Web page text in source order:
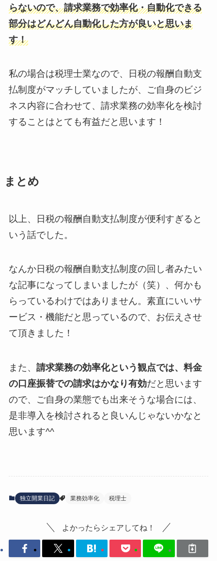
らないので、請求業務で効率化・自動化できる
部分はどんどん自動化した方が良いと思いま
す！
私の場合は税理士業なので、日税の報酬自動支
払制度がマッチしていましたが、ご自身のビジ
ネス内容に合わせて、請求業務の効率化を検討
することはとても有益だと思います！
まとめ
以上、日税の報酬自動支払制度が便利すぎると
いう話でした。
なんか日税の報酬自動支払制度の回し者みたい
な記事になってしまいましたが（笑）、何かも
らっているわけではありません。素直にいいサ
ービス・機能だと思っているので、お伝えさせ
て頂きました！
また、 請求業務の効率化という観点では、料金
の口座振替での請求はかなり有効だと思います
ので、ご自身の業態でも出来そうな場合には、
是非導入を検討されると良いんじゃないかなと
思います^^
独立開業日記 業務効率化 税理士
よかったらシェアしてね！